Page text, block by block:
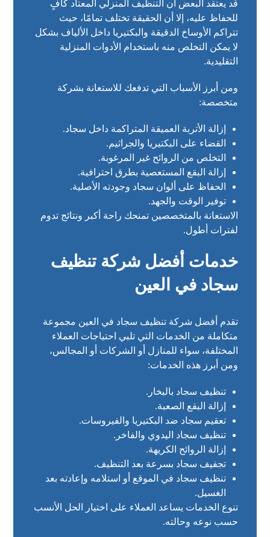
قد يعتقد البعض أن التنظيف المنزلي المعتاد كافٍ
للحفاظ عليه، إلا أن الحقيقة تختلف تمامًا، حيث
تتراكم الأوساخ الدقيقة والبكتيريا داخل الألياف بشكل
لا يمكن التخلص منه باستخدام الأدوات المنزلية
التقليدية.
ومن أبرز الأسباب التي تدفعك للاستعانة بشركة
متخصصة:
إزالة الأتربة العميقة المتراكمة داخل سجاد.
القضاء على البكتيريا والجراثيم.
التخلص من الروائح غير المرغوبة.
إزالة البقع المستعصية بطرق احترافية.
الحفاظ على ألوان سجاد وجودته الأصلية.
توفير الوقت والجهد.
الاستعانة بالمتخصصين تمنحك راحة أكبر ونتائج تدوم
لفترات أطول.
خدمات أفضل شركة تنظيف
سجاد في العين
تقدم أفضل شركة تنظيف سجاد في العين مجموعة
متكاملة من الخدمات التي تلبي احتياجات العملاء
المختلفة، سواء للمنازل أو الشركات أو المجالس،
ومن أبرز هذه الخدمات:
تنظيف سجاد بالبخار.
إزالة البقع الصعبة.
تعقيم سجاد ضد البكتيريا والفيروسات.
تنظيف سجاد اليدوي والفاخر.
إزالة الروائح الكريهة.
تجفيف سجاد بسرعة بعد التنظيف.
تنظيف سجاد في الموقع أو استلامه وإعادته بعد
الغسيل.
تنوع الخدمات يساعد العملاء على اختيار الحل الأنسب
حسب نوعه وحالته.